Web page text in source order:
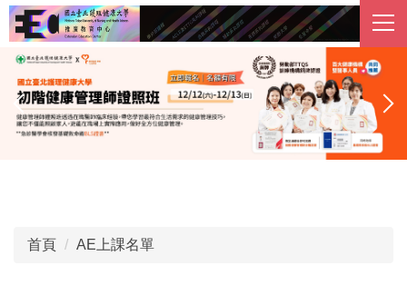
跳
到
主
要
內
容
首頁 AE上課名單